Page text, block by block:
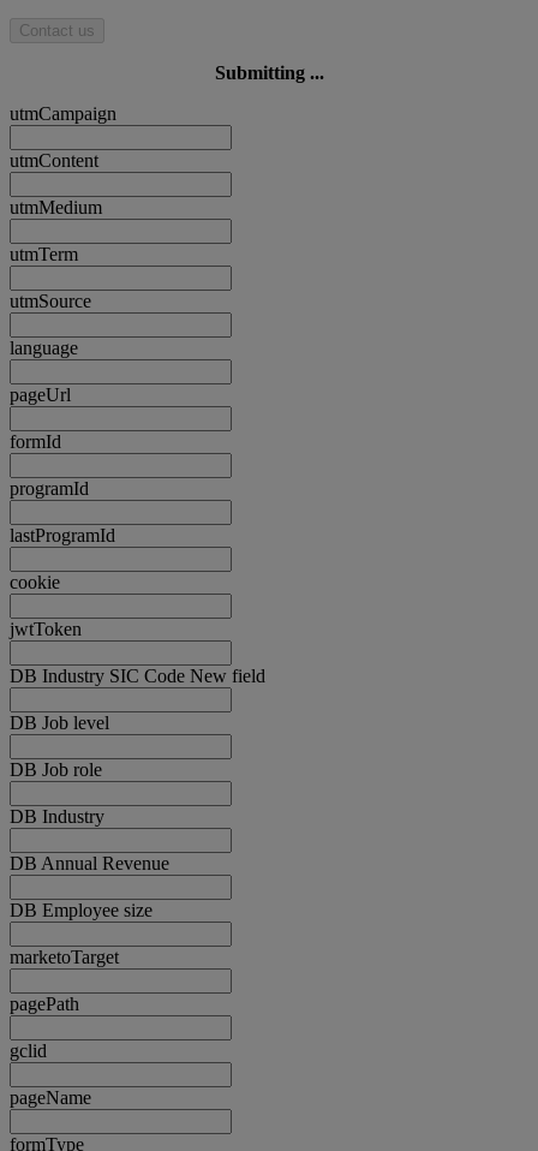
Contact us
Submitting ...
utmCampaign
utmContent
utmMedium
utmTerm
utmSource
language
pageUrl
formId
programId
lastProgramId
cookie
jwtToken
DB Industry SIC Code New field
DB Job level
DB Job role
DB Industry
DB Annual Revenue
DB Employee size
marketoTarget
pagePath
gclid
pageName
formType